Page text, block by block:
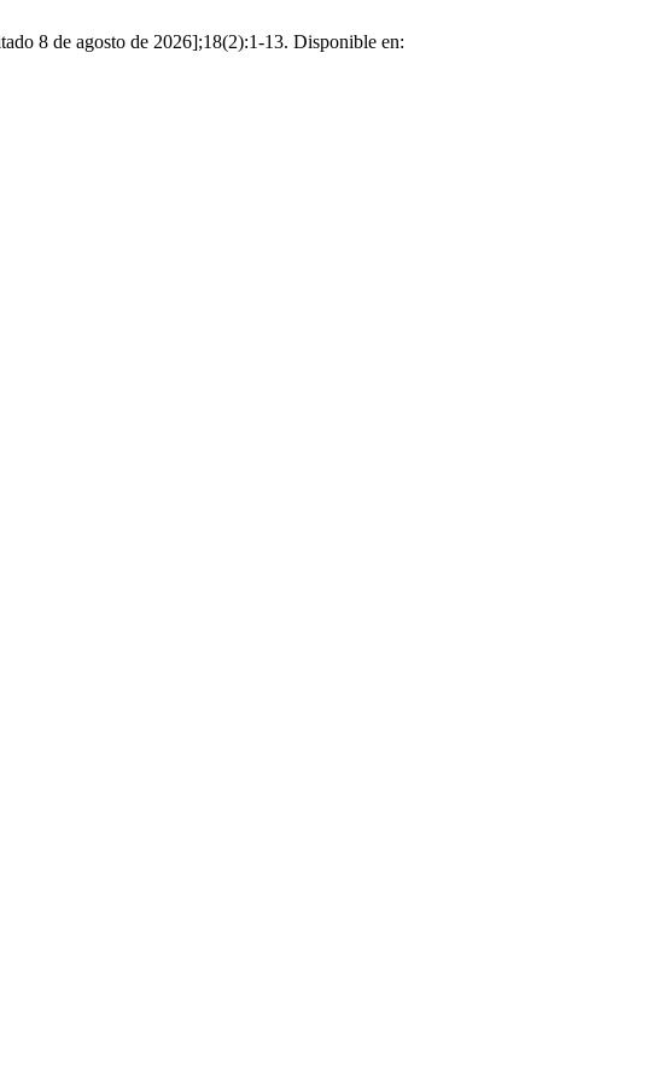
8 de agosto de 2026];18(2):1-13. Disponible en: